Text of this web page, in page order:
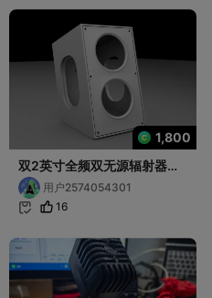
1,800
双2英寸全频双无源辐射器小
音箱 用户2574054301
 16